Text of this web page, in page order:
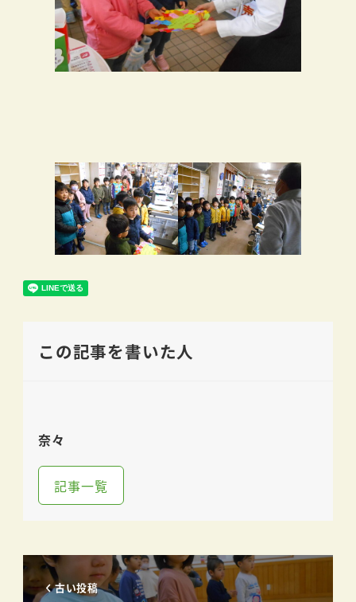
この記事を書いた人
奈々
記事一覧
古い投稿